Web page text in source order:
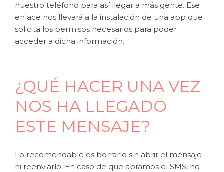
nuestro teléfono para así llegar a más gente. Ese
enlace nos llevará a la instalación de una app que
solicita los permisos necesarios para poder
acceder a dicha información.
¿QUÉ HACER UNA VEZ
NOS HA LLEGADO
ESTE MENSAJE?
Lo recomendable es borrarlo sin abrir el mensaje
ni reenviarlo. En caso de que abramos el SMS, no